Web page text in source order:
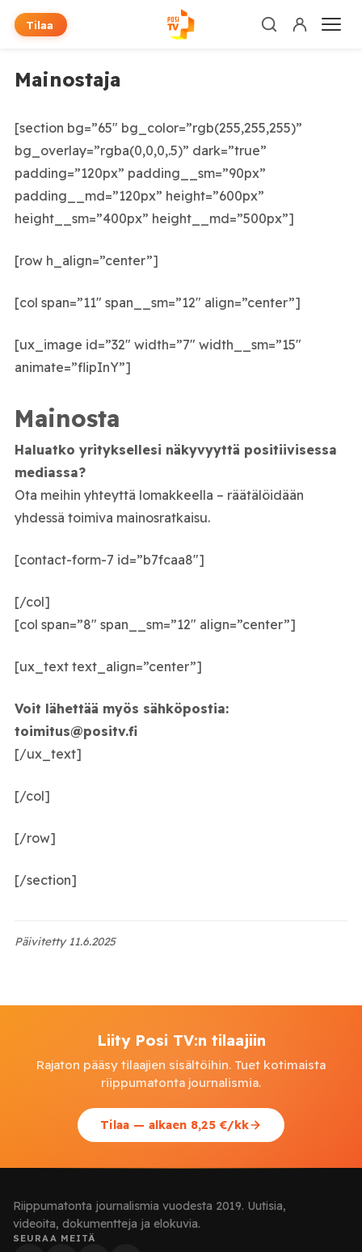
Tilaa
Mainostaja
[section bg=”65″ bg_color=”rgb(255,255,255)”
bg_overlay=”rgba(0,0,0,.5)” dark=”true”
padding=”120px” padding__sm=”90px”
padding__md=”120px” height=”600px”
height__sm=”400px” height__md=”500px”]
[row h_align=”center”]
[col span=”11″ span__sm=”12″ align=”center”]
[ux_image id=”32″ width=”7″ width__sm=”15″
animate=”flipInY”]
Mainosta
Haluatko yrityksellesi näkyvyyttä positiivisessa
mediassa?
Ota meihin yhteyttä lomakkeella – räätälöidään
yhdessä toimiva mainosratkaisu.
[contact-form-7 id=”b7fcaa8″]
[/col]
[col span=”8″ span__sm=”12″ align=”center”]
[ux_text text_align=”center”]
Voit lähettää myös sähköpostia:
toimitus@positv.fi
[/ux_text]
[/col]
[/row]
[/section]
Päivitetty 11.6.2025
Liity Posi TV:n tilaajiin
Rajaton pääsy tilaajien sisältöihin. Tuet kotimaista
riippumatonta journalismia.
Tilaa — alkaen 8,25 €/kk
Riippumatonta journalismia vuodesta 2019. Uutisia,
videoita, dokumentteja ja elokuvia.
SEURAA MEITÄ